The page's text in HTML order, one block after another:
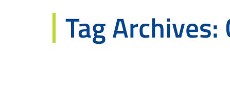
Tag Archives: